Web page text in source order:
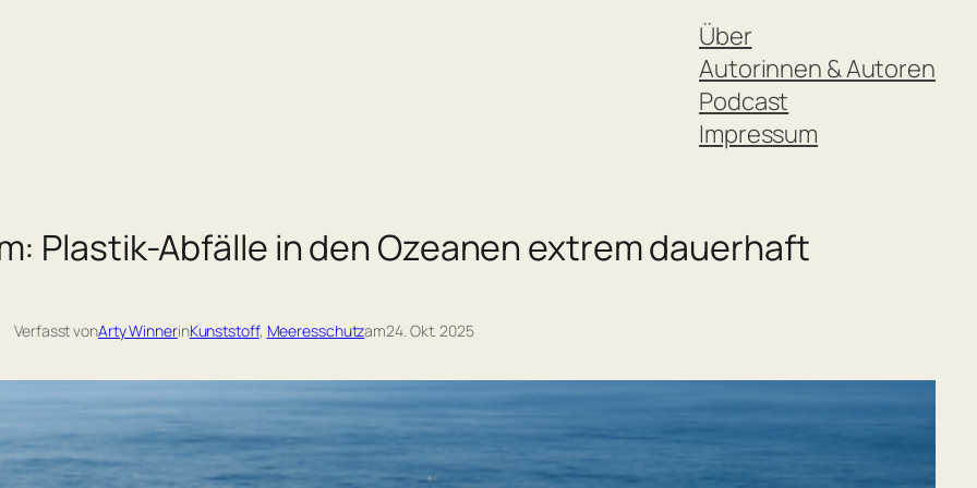
Über
Autorinnen & Autoren
Podcast
Impressum
Plastik-Abfälle in den Ozeanen extrem dauerhaft
Verfasst vonArty WinnerinKunststoff, Meeresschutzam24. Okt. 2025